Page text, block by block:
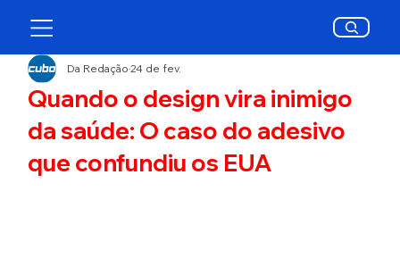
Quando o design vira inimigo
da saúde: O caso do adesivo
que confundiu os EUA
Da Redação24 de fev.